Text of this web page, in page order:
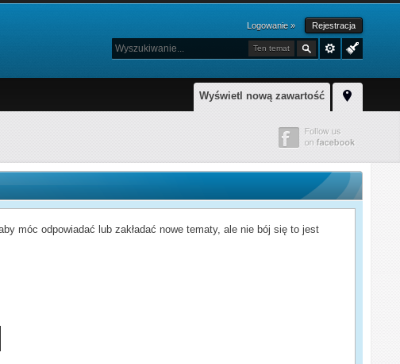
Logowanie » Rejestracja
Ten temat
Wyświetl nową zawartość
móc odpowiadać lub zakładać nowe tematy, ale nie bój się to jest